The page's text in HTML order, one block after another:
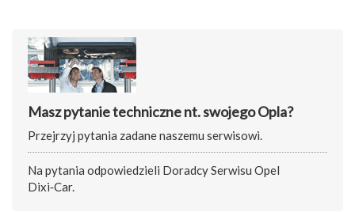
Masz pytanie techniczne nt. swojego Opla?
Przejrzyj pytania zadane naszemu serwisowi.
Na pytania odpowiedzieli Doradcy Serwisu Opel
Dixi‑Car.